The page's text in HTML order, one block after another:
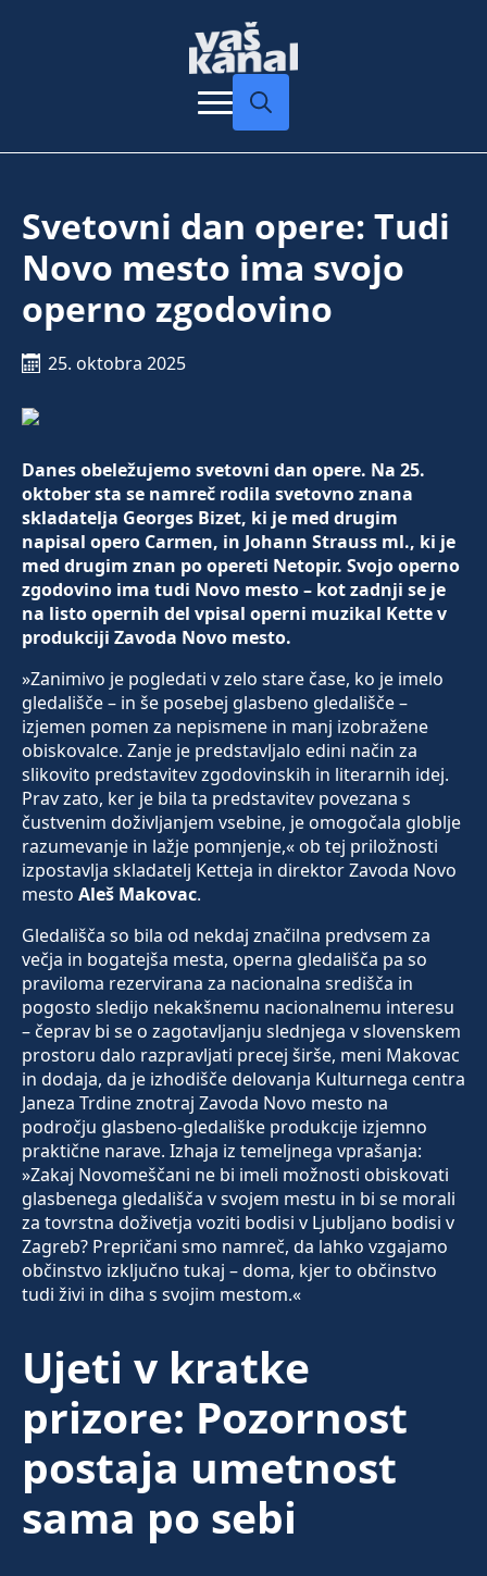
Svetovni dan opere: Tudi
Novo mesto ima svojo
operno zgodovino
25. oktobra 2025
Danes obeležujemo svetovni dan opere. Na 25.
oktober sta se namreč rodila svetovno znana
skladatelja Georges Bizet, ki je med drugim
napisal opero Carmen, in Johann Strauss ml., ki je
med drugim znan po opereti Netopir. Svojo operno
zgodovino ima tudi Novo mesto – kot zadnji se je
na listo opernih del vpisal operni muzikal Kette v
produkciji Zavoda Novo mesto.
»Zanimivo je pogledati v zelo stare čase, ko je imelo
gledališče – in še posebej glasbeno gledališče –
izjemen pomen za nepismene in manj izobražene
obiskovalce. Zanje je predstavljalo edini način za
slikovito predstavitev zgodovinskih in literarnih idej.
Prav zato, ker je bila ta predstavitev povezana s
čustvenim doživljanjem vsebine, je omogočala globlje
razumevanje in lažje pomnjenje,« ob tej priložnosti
izpostavlja skladatelj Ketteja in direktor Zavoda Novo
mesto Aleš Makovac.
Gledališča so bila od nekdaj značilna predvsem za
večja in bogatejša mesta, operna gledališča pa so
praviloma rezervirana za nacionalna središča in
pogosto sledijo nekakšnemu nacionalnemu interesu
– čeprav bi se o zagotavljanju slednjega v slovenskem
prostoru dalo razpravljati precej širše, meni Makovac
in dodaja, da je izhodišče delovanja Kulturnega centra
Janeza Trdine znotraj Zavoda Novo mesto na
področju glasbeno-gledališke produkcije izjemno
praktične narave. Izhaja iz temeljnega vprašanja:
»Zakaj Novomeščani ne bi imeli možnosti obiskovati
glasbenega gledališča v svojem mestu in bi se morali
za tovrstna doživetja voziti bodisi v Ljubljano bodisi v
Zagreb? Prepričani smo namreč, da lahko vzgajamo
občinstvo izključno tukaj – doma, kjer to občinstvo
tudi živi in diha s svojim mestom.«
Ujeti v kratke
prizore: Pozornost
postaja umetnost
sama po sebi